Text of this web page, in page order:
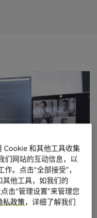
费开放
Cookie 和其他工具收集
们网站的互动信息，以
。点击“全部接受”，
他工具，如我们的
击“管理设置”来管理您
私政策，详细了解我们